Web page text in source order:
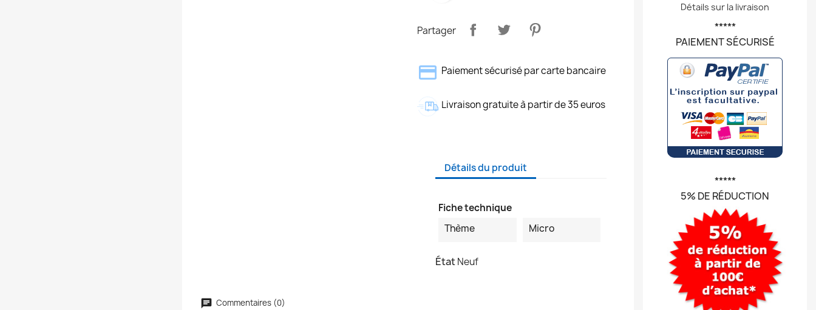
Partager
Paiement sécurisé par carte bancaire
Livraison gratuite à partir de 35 euros
Détails du produit
Fiche technique
Thème
Micro
ÉtatNeuf
Commentaires (0)
Détails sur la livraison
*****
PAIEMENT SÉCURISÉ
*****
5% DE RÉDUCTION